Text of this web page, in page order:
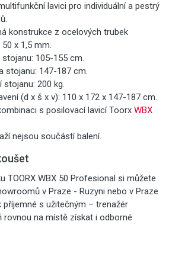
lavici pro individuální a pestrý
konstrukce z ocelových trubek
x 1,5 mm.
105-155 cm.
stojanu: 147-187 cm.
stojanu: 200 kg.
(d x š x v): 110 x 172 x 147-187 cm.
s posilovací lavicí Toorx WBX
nejsou součástí balení.
TOORX WBX 50 Profesional si můžete
v Praze - Ruzyni nebo v Praze
s užitečným – trenažér
rovnou na místě získat i odborné